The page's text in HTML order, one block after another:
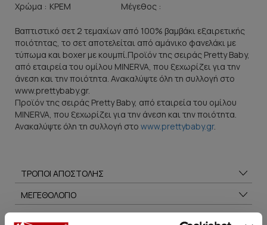
Χρώμα :
Μέγεθος :
Βαπτιστικό σετ 2 τεμαχίων από 100% βαμβάκι εξαιρετικής
ποιότητας, το σετ αποτελείται από αμάνικο φανελάκι με
τύπωμα και boxer με κουμπί.Προϊόν της σειράς Pretty Baby,
από εταιρεία του ομίλου MINERVA, που ξεχωρίζει για την
άνεση και την ποιότητα. Ανακαλύψτε όλη τη συλλογή στο
www.prettybaby.gr.
Προϊόν της σειράς Pretty Baby, από εταιρεία του ομίλου
MINERVA, που ξεχωρίζει για την άνεση και την ποιότητα.
Ανακαλύψτε όλη τη συλλογή στο www.prettybaby.gr.
ΤΡΟΠΟΙ ΑΠΟΣΤΟΛΗΣ
ΜΕΓΕΘΟΛΟΓΙΟ